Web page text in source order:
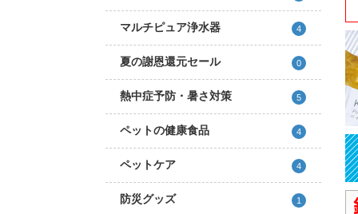
マルチピュア浄水器 4
夏の謝恩還元セール 0
熱中症予防・暑さ対策 5
ペットの健康食品 4
ペットケア 4
防災グッズ 1